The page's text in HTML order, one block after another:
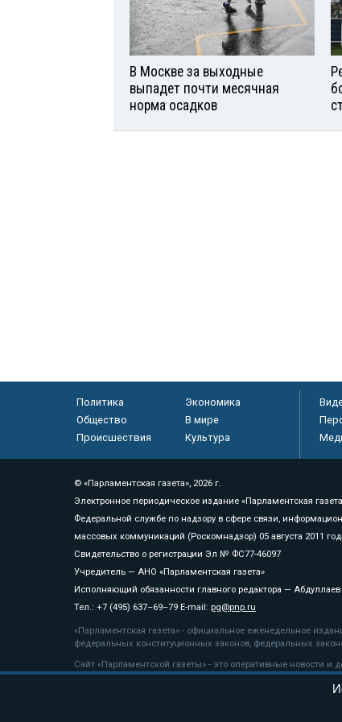
В Москве за выходные
выпадет почти месячная
норма осадков
Политика
Экономика
Общество
В мире
Происшествия
Культура
© «Парламентская газета», 2026 г.
Электронное периодическое издание «Парламентская
Федеральной службе по надзору в сфере связи,
массовых коммуникаций (Роскомнадзор) 05 августа 2011
Свидетельство о регистрации Эл № ФС77-46097
Учредитель — АНО «Парламентская газета»
Исполняющий обязанности главного редактора —
Тел.: +7 (495) 637–69–79 E-mail: pg@pnp.ru
«Парламентская газета» - официальное еженедельное
федеральных конституционных законов, федеральных
Сайт «Парламентской газеты» - это оперативные новости и
«Парламентской газеты» активная ссылка на pnp.ru